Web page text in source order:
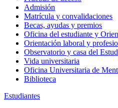
Admisión
Matrícula y convalidaciones
Becas, ayudas y premios
Oficina del estudiante y
Orientación laboral y
Observatorio y casa del
Vida universitaria
Oficina Universitaria de
Biblioteca
Estudiantes